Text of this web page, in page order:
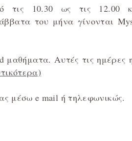
10.30 ως τις 12.00
του μήνα γίνονται
μαθήματα. Αυτές τις
μέσω e mail ή τηλεφωνικώς.